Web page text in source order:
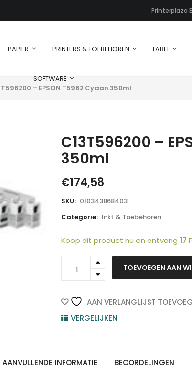
Printerplaza
PAPIER PRINTERS & TOEBEHOREN LABEL
SOFTWARE
– EPSON T5962 Cyaan 350ml
C13T596200 –
350ml
€174,58
SKU: 010343868403
Categorie: Inkt & Toebehoren
Koop dit product nu en ontvang 17
C13T596200
Cyaan
quantity
TOEVOEGEN AAN
AAN VERLANGLIJST
VERGELIJKEN
AANVULLENDE INFORMATIE BEOORDELINGEN